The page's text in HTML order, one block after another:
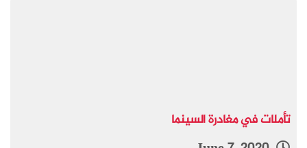
تأملات في مغادرة السينما